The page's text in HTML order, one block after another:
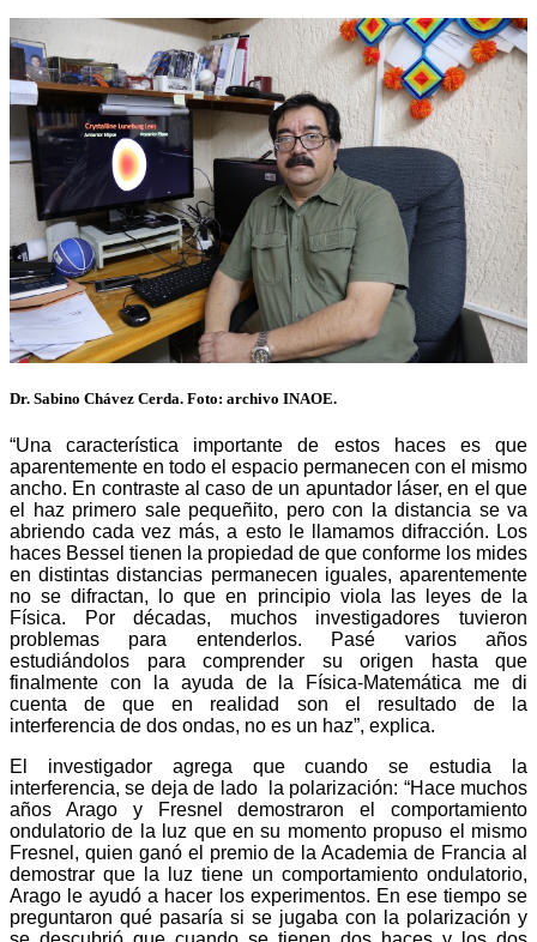
Dr. Sabino Chávez Cerda. Foto: archivo INAOE.
“Una característica importante de estos haces es que
aparentemente en todo el espacio permanecen con el mismo
ancho. En contraste al caso de un apuntador láser, en el que
el haz primero sale pequeñito, pero con la distancia se va
abriendo cada vez más, a esto le llamamos difracción. Los
haces Bessel tienen la propiedad de que conforme los mides
en distintas distancias permanecen iguales, aparentemente
no se difractan, lo que en principio viola las leyes de la
Física. Por décadas, muchos investigadores tuvieron
problemas para entenderlos. Pasé varios años
estudiándolos para comprender su origen
hasta que
finalmente con la ayuda de la Física-Matemática me di
cuenta de que en realidad son el resultado de la
interferencia de dos ondas, no es un haz”, explica.
El investigador agrega que cuando se estudia la
interferencia, se deja de lado la polarización: “Hace muchos
años Arago y Fresnel demostraron el comportamiento
ondulatorio de la luz que en su momento propuso el mismo
Fresnel, quien ganó el premio de la Academia de Francia al
demostrar que la luz tiene un comportamiento ondulatorio,
Arago le ayudó a hacer los experimentos. En ese tiempo se
preguntaron qué pasaría si se jugaba con la polarización y